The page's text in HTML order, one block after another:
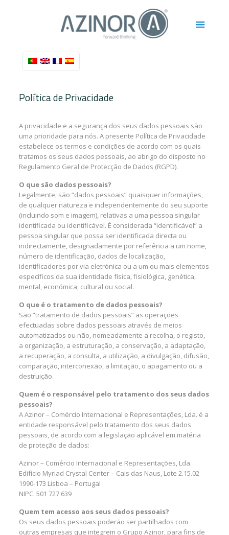
Política de Privacidade
A privacidade e a segurança dos seus dados pessoais são
uma prioridade para nós. A presente Política de Privacidade
estabelece os termos e condições de acordo com os quais
tratamos os seus dados pessoais, ao abrigo do disposto no
Regulamento Geral de Protecção de Dados (RGPD).
O que são dados pessoais?
Legalmente, são “dados pessoais” quaisquer informações,
de qualquer natureza e independentemente do seu suporte
(incluindo som e imagem), relativas a uma pessoa singular
identificada ou identificável. É considerada “identificável” a
pessoa singular que possa ser identificada directa ou
indirectamente, designadamente por referência a um nome,
número de identificação, dados de localização,
identificadores por via eletrónica ou a um ou mais elementos
específicos da sua identidade física, fisiológica, genética,
mental, económica, cultural ou social.
O que é o tratamento de dados pessoais?
São “tratamento de dados pessoais” as operações
efectuadas sobre dados pessoais através de meios
automatizados ou não, nomeadamente a recolha, o registo,
a organização, a estruturação, a conservação, a adaptação,
a recuperação, a consulta, a utilização, a divulgação, difusão,
comparação, interconexão, a limitação, o apagamento ou a
destruição.
Quem é o responsável pelo tratamento dos seus dados
pessoais?
A Azinor – Comércio Internacional e Representações, Lda. é a
entidade responsável pelo tratamento dos seus dados
pessoais, de acordo com a legislação aplicável em matéria
de proteção de dados:
Azinor – Comércio Internacional e Representações, Lda.
Edifício Myriad Crystal Center – Cais das Naus, Lote 2.15.02
1990-173 Lisboa – Portugal
NIPC: 501 727 639
Quem tem acesso aos seus dados pessoais?
Os seus dados pessoais poderão ser partilhados com
outras empresas que integrem o Grupo Azinor, para fins de